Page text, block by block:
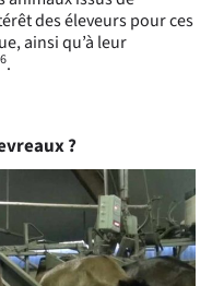
des éleveurs pour ces
ainsi qu’à leur
.
?